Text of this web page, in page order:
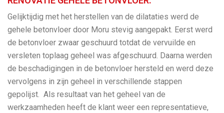
Gelijktijdig met het herstellen van de dilataties werd de
gehele betonvloer door Moru stevig aangepakt. Eerst werd
de betonvloer zwaar geschuurd totdat de vervuilde en
versleten toplaag geheel was afgeschuurd. Daarna werden
de beschadigingen in de betonvloer hersteld en werd deze
vervolgens in zijn geheel in verschillende stappen
gepolijst. Als resultaat van het geheel van de
werkzaamheden heeft de klant weer een representatieve,